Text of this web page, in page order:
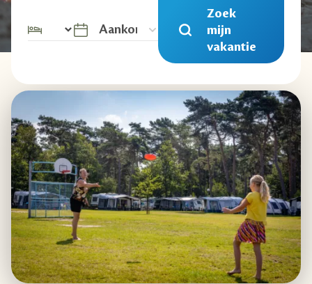
Zoek
mijn
vakantie